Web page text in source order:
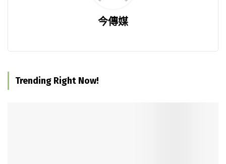
今傳媒
Trending Right Now!